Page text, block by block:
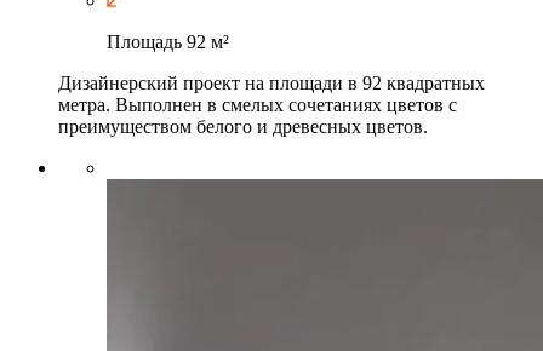
Площадь 92 м²
Дизайнерский проект на площади в 92 квадратных
метра. Выполнен в смелых сочетаниях цветов с
преимуществом белого и древесных цветов.